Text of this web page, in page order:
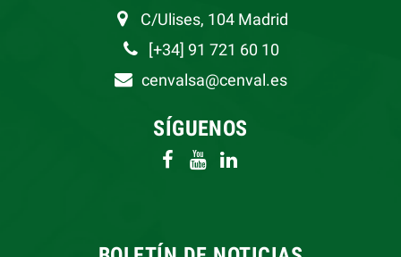
C/Ulises, 104 Madrid
[+34] 91 721 60 10
cenvalsa@cenval.es
SÍGUENOS